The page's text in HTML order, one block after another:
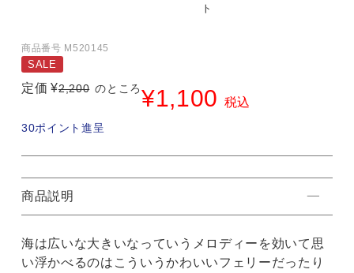
ト
商品番号 M520145
SALE
定価 ¥2,200 のところ¥1,100 税込
30ポイント進呈
商品説明
海は広いな大きいなっていうメロディーを効いて思
い浮かべるのはこういうかわいいフェリーだったり